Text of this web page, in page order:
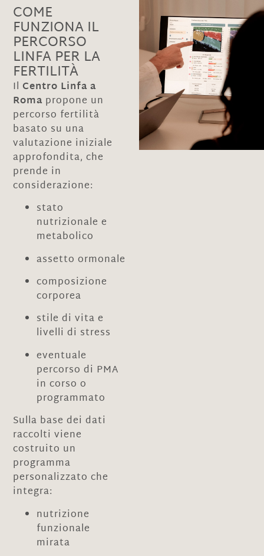
COME
FUNZIONA IL
PERCORSO
LINFA PER LA
FERTILITÀ
IlCentro Linfa a
Roma propone un
percorso fertilità
basato su una
valutazione iniziale
approfondita, che
prende in
considerazione:
stato
nutrizionale e
metabolico
assetto ormonale
composizione
corporea
stile di vita e
livelli di stress
eventuale
percorso di PMA
in corso o
programmato
Sulla base dei dati
raccolti viene
costruito un
programma
personalizzato che
integra:
nutrizione
funzionale
mirata